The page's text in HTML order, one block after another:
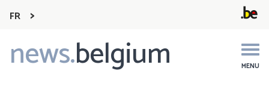
FR
news.belgium MENU
Main
navigation